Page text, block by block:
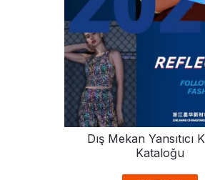
Dış Mekan Yansıtıcı
Kataloğu